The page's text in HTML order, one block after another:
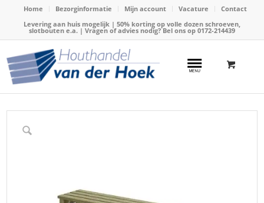
Home Bezorginformatie Mijn account Vacature
Contact
Levering aan huis mogelijk | 50% korting op volle dozen schroeven,
slotbouten e.a. | Vragen of advies nodig? Bel ons op 0172-214439
Home / Webshop / Tuinmeubels / Tuinbanken /
Bank Zeist zonder leuning 180cm (Talen 0444)